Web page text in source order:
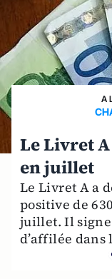
A
Le Livret
en juillet
Le Livret A a
positive de
juillet. Il
d’affilée dans